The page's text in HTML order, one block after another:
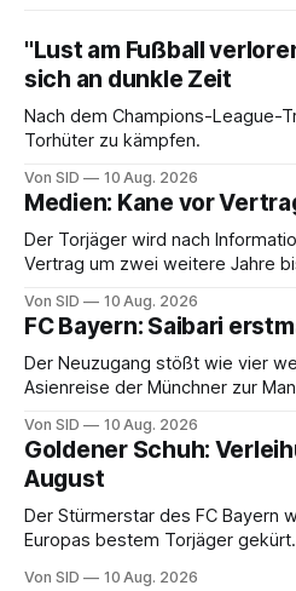
"Lust am Fußball
sich an dunkle Zeit
Nach dem Champions-League-
Torhüter zu kämpfen.
Von SID 10 Aug. 2026
Medien: Kane vor
Der Torjäger wird nach
Vertrag um zwei weitere Jahre
Von SID 10 Aug. 2026
FC Bayern: Saibari
Der Neuzugang stößt wie vier
Asienreise der Münchner zur
Von SID 10 Aug. 2026
Goldener Schuh:
August
Der Stürmerstar des FC Bayern
Europas bestem Torjäger gekürt.
Von SID 10 Aug. 2026